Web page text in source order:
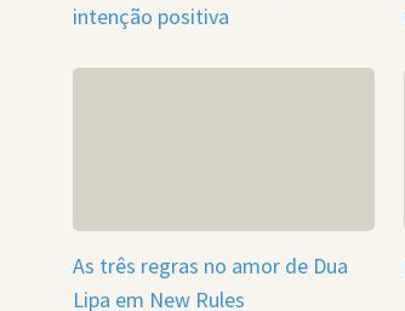
intenção positiva
As três regras no amor de Dua
Lipa em New Rules